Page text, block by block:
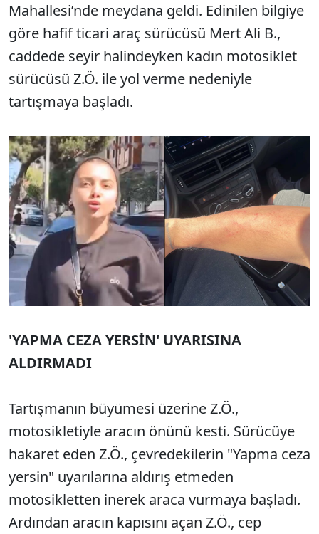
Mahallesi’nde meydana geldi. Edinilen bilgiye
göre hafif ticari araç sürücüsü Mert Ali B.,
caddede seyir halindeyken kadın motosiklet
sürücüsü Z.Ö. ile yol verme nedeniyle
tartışmaya başladı.
'YAPMA CEZA YERSİN' UYARISINA
ALDIRMADI
Tartışmanın büyümesi üzerine Z.Ö.,
motosikletiyle aracın önünü kesti. Sürücüye
hakaret eden Z.Ö., çevredekilerin "Yapma ceza
yersin" uyarılarına aldırış etmeden
motosikletten inerek araca vurmaya başladı.
Ardından aracın kapısını açan Z.Ö., cep